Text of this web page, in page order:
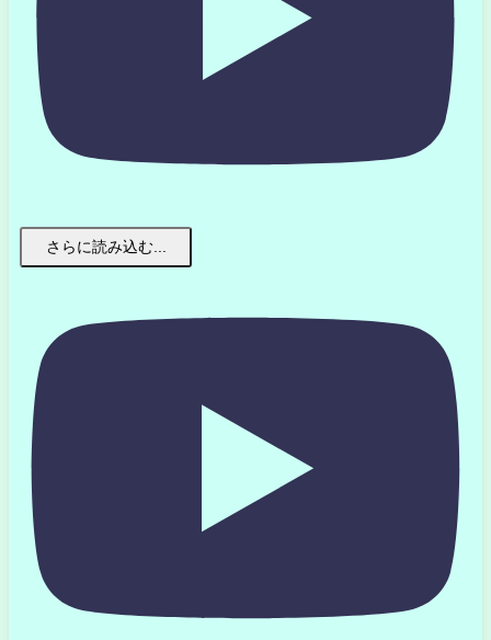
さらに読み込む...